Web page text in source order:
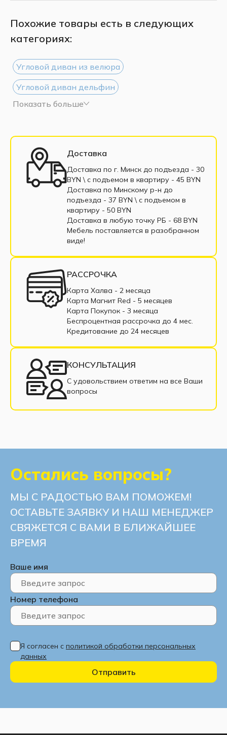
Похожие товары есть в следующих
категориях:
Угловой диван из велюра
Угловой диван дельфин
Угловой диван из рогожки
Большие угловые диваны
Маленькие угловые диваны
Угловые диваны еврокнижка
Угловые диваны выкатные
Угловые диваны тик-так
Угловой диван бежевый
Угловые диваны с пружинным блоком
Угловые диваны из ткани
Угловые диваны из экокожи
Угловые диваны в рассрочку
Недорогие угловые диваны
Угловые диваны с подлокотниками
Угловой диван со спальным местом
Угловые диваны с нишей для белья
Показать больше
Доставка
Доставка по г. Минск до подъезда - 30
BYN \ c подъемом в квартиру - 45 BYN
Доставка по Минскому р-н до
подъезда - 37 BYN \ c подъемом в
квартиру - 50 BYN
Доставка в любую точку РБ - 68 BYN
Мебель поставляется в разобранном
виде!
РАССРОЧКА
Карта Халва - 2 месяца
Карта Магнит Red - 5 месяцев
Карта Покупок - 3 месяца
Беспроцентная рассрочка до 4 мес.
Кредитование до 24 месяцев
КОНСУЛЬТАЦИЯ
С удовольствием ответим на все Ваши
вопросы
Остались вопросы?
МЫ С РАДОСТЬЮ ВАМ ПОМОЖЕМ!
ОСТАВЬТЕ ЗАЯВКУ И НАШ МЕНЕДЖЕР
СВЯЖЕТСЯ С ВАМИ В БЛИЖАЙШЕЕ
ВРЕМЯ
Ваше имя
Номер телефона
Я согласен с политикой обработки персональных
данных
Отправить